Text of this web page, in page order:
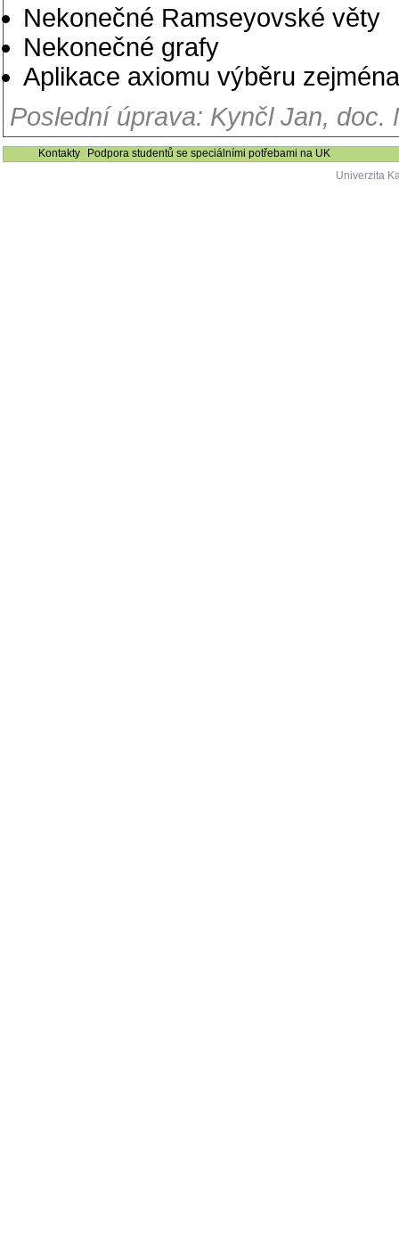
Nekonečné Ramseyovské věty
Nekonečné grafy
Aplikace axiomu výběru
Poslední úprava: Kynčl Jan, doc.
Kontakty
Podpora studentů se speciálními potřebami na UK
Univerzita